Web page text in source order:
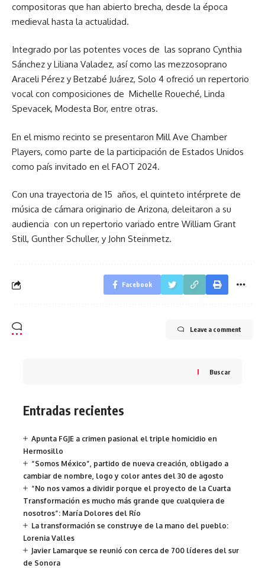
compositoras que han abierto brecha, desde la época
medieval hasta la actualidad.
Integrado por las potentes voces de las soprano Cynthia
Sánchez y Liliana Valadez, así como las mezzosoprano
Araceli Pérez y Betzabé Juárez, Solo 4 ofreció un repertorio
vocal con composiciones de Michelle Roueché, Linda
Spevacek, Modesta Bor, entre otras.
En el mismo recinto se presentaron Mill Ave Chamber
Players, como parte de la participación de Estados Unidos
como país invitado en el FAOT 2024.
Con una trayectoria de 15 años, el quinteto intérprete de
música de cámara originario de Arizona, deleitaron a su
audiencia con un repertorio variado entre William Grant
Still, Gunther Schuller, y John Steinmetz.
Facebook
Leave a comment
Buscar
Entradas recientes
Apunta FGJE a crimen pasional el triple homicidio en
Hermosillo
“Somos México”, partido de nueva creación, obligado a
cambiar de nombre, logo y color antes del 30 de agosto
“No nos vamos a dividir porque el proyecto de la Cuarta
Transformación es mucho más grande que cualquiera de
nosotros”: María Dolores del Río
La transformación se construye de la mano del pueblo:
Lorenia Valles
Javier Lamarque se reunió con cerca de 700 líderes del sur
de Sonora